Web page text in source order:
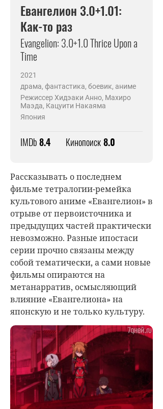
Евангелион 3.0+1.01:
Как-то раз
Evangelion: 3.0+1.0 Thrice Upon a
Time
2021
драма, фантастика, боевик, аниме
Режиссер Хидэаки Анно, Махиро
Маэда, Кацуити Накаяма
Япония
IMDb8.4 Кинопоиск8.0
Рассказывать о последнем
фильме тетралогии-ремейка
культового аниме «Евангелион» в
отрыве от первоисточника и
предыдущих частей практически
невозможно. Разные ипостаси
серии прочно связаны между
собой тематически, а сами новые
фильмы опираются на
метанарратив, осмысляющий
влияние «Евангелиона» на
японскую и не только культуру.